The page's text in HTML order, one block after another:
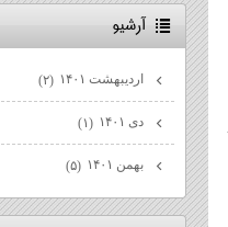
آرشيو
اردیبهشت ۱۴۰۱ (۲)
دی ۱۴۰۱ (۱)
بهمن ۱۴۰۱ (۵)